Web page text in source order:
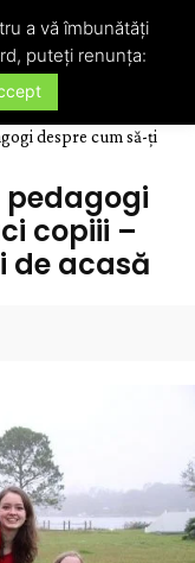
despre cum să-ți
pedagogi
copiii –
de acasă
a vă îmbunătăți
puteți renunța: